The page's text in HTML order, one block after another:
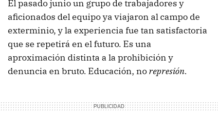
El pasado junio un grupo de trabajadores y
aficionados del equipo ya viajaron al campo de
exterminio, y la experiencia fue tan satisfactoria
que se repetirá en el futuro. Es una
aproximación distinta a la prohibición y
denuncia en bruto. Educación, norepresión.